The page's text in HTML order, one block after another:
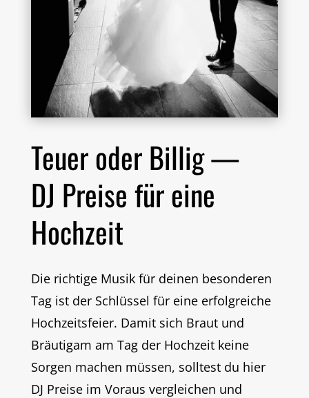
Teuer oder Billig —
DJ Preise für eine
Hochzeit
Die richtige Musik für deinen besonderen
Tag ist der Schlüssel für eine erfolgreiche
Hochzeitsfeier. Damit sich Braut und
Bräutigam am Tag der Hochzeit keine
Sorgen machen müssen, solltest du hier
DJ Preise im Voraus vergleichen und